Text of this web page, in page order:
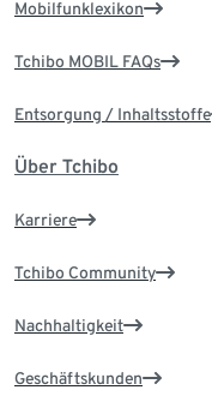
Mobilfunklexikon
Tchibo MOBIL FAQs
Entsorgung / Inhaltsstoffe
Über Tchibo
Karriere
Tchibo Community
Nachhaltigkeit
Geschäftskunden